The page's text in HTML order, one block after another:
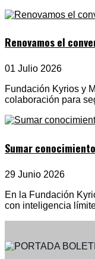
Renovamos el
01 Julio 2026
Fundación Kyrios y
colaboración para
Sumar
29 Junio 2026
En la Fundación
con inteligencia